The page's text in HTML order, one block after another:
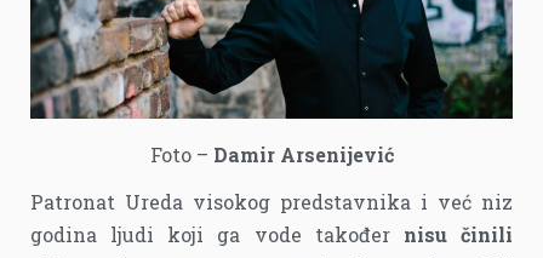
Foto – Damir Arsenijević
Patronat Ureda visokog predstavnika i već niz
godina ljudi koji ga vode također nisu činili